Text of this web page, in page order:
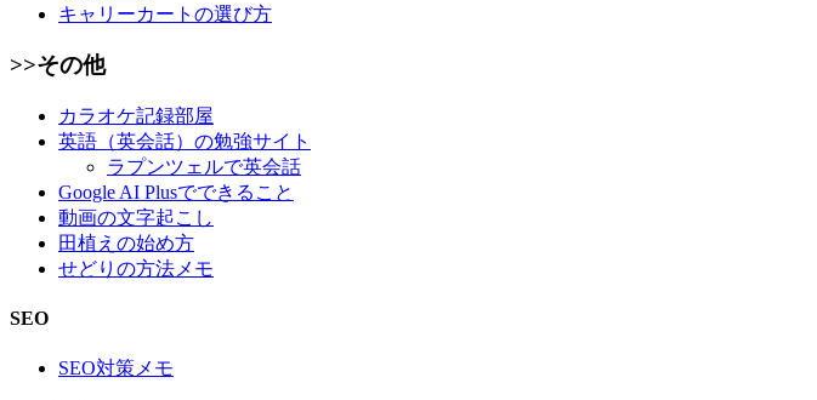
キャリーカートの選び方
>>その他
カラオケ記録部屋
英語（英会話）の勉強サイト
ラプンツェルで英会話
Google AI Plusでできること
動画の文字起こし
田植えの始め方
せどりの方法メモ
SEO
SEO対策メモ